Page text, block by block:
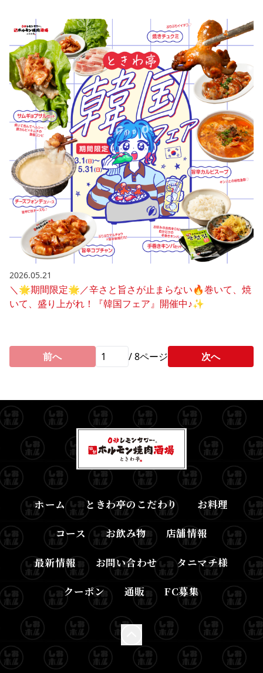
2026.05.21
＼🌟期間限定🌟／辛さと旨さが止まらない🔥巻いて、焼
いて、盛り上がれ！『韓国フェア』開催中♪✨
前へ /8ページ 次へ
ホーム ときわ亭のこだわり お料理
コース お飲み物 店舗情報
最新情報 お問い合わせ タニマチ様
クーポン 通販 FC募集